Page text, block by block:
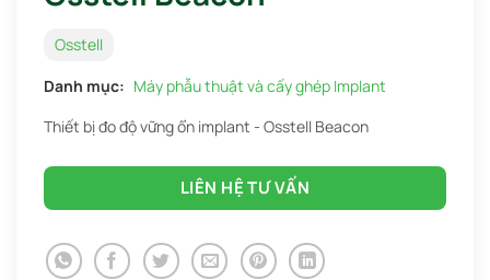
Osstell
Danh mục: Máy phẫu thuật và cấy ghép Implant
Thiết bị đo độ vững ổn implant - Osstell Beacon
LIÊN HỆ TƯ VẤN